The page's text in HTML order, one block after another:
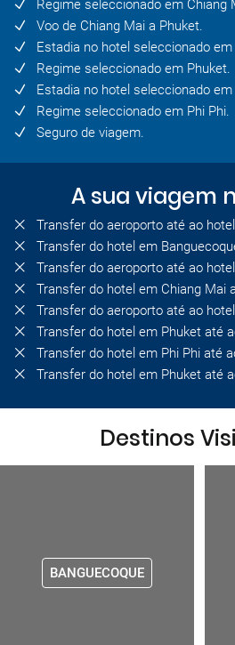
Regime seleccionado em Chiang
Voo de Chiang Mai a Phuket.
Estadia no hotel seleccionado em
Regime seleccionado em Phuket.
Estadia no hotel seleccionado em
Regime seleccionado em Phi Phi.
Seguro de viagem.
A sua viagem
Transfer do aeroporto até ao
Transfer do hotel em
Transfer do aeroporto até ao
Transfer do hotel em Chiang Mai
Transfer do aeroporto até ao
Transfer do hotel em Phuket até
Transfer do hotel em Phi Phi até
Transfer do hotel em Phuket até
Destinos
BANGUECOQUE